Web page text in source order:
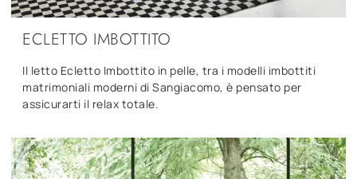
ECLETTO IMBOTTITO
Il letto Ecletto Imbottito in pelle, tra i modelli imbottiti
matrimoniali moderni di Sangiacomo, è pensato per
assicurarti il relax totale.